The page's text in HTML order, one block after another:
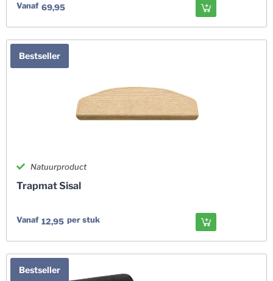
Vanaf 69,95
Bestseller
Natuurproduct
Trapmat Sisal
Vanaf 12,95 per stuk
Bestseller